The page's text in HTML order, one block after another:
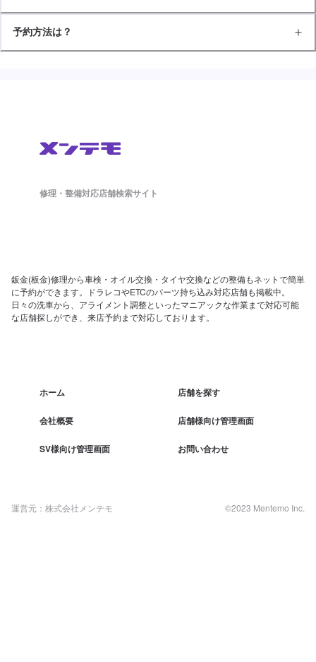
予約方法は？
修理・整備対応店舗検索サイト
鈑金(板金)修理から車検・オイル交換・タイヤ交換などの整備もネットで簡単
に予約ができます。ドラレコやETCのパーツ持ち込み対応店舗も掲載中。
日々の洗車から、アライメント調整といったマニアックな作業まで対応可能
な店舗探しができ、来店予約まで対応しております。
ホーム 店舗を探す
会社概要 店舗様向け管理画面
SV様向け管理画面 お問い合わせ
運営元：株式会社メンテモ ©2023 Mentemo Inc.